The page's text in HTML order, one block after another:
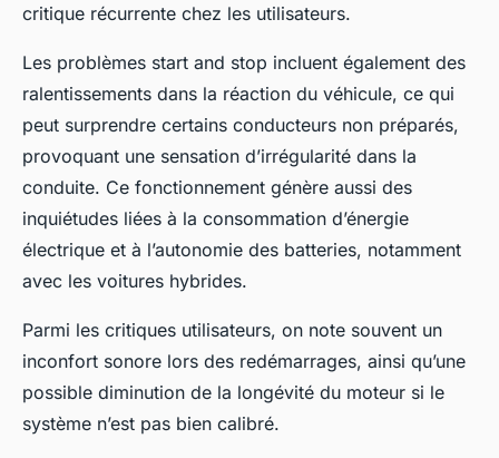
critique récurrente chez les utilisateurs.
Les problèmes start and stop incluent également des
ralentissements dans la réaction du véhicule, ce qui
peut surprendre certains conducteurs non préparés,
provoquant une sensation d’irrégularité dans la
conduite. Ce fonctionnement génère aussi des
inquiétudes liées à la consommation d’énergie
électrique et à l’autonomie des batteries, notamment
avec les voitures hybrides.
Parmi les critiques utilisateurs, on note souvent un
inconfort sonore lors des redémarrages, ainsi qu’une
possible diminution de la longévité du moteur si le
système n’est pas bien calibré.